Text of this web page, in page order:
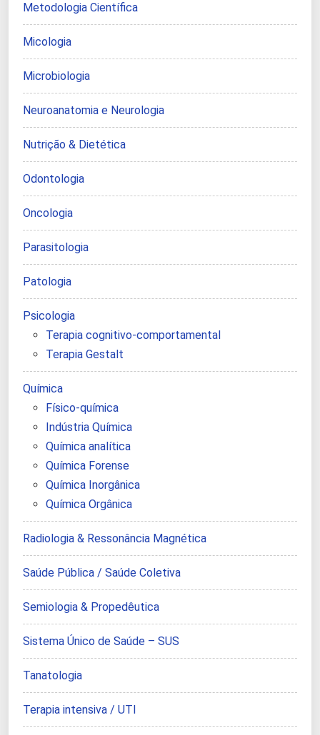
Metodologia Científica
Micologia
Microbiologia
Neuroanatomia e Neurologia
Nutrição & Dietética
Odontologia
Oncologia
Parasitologia
Patologia
Psicologia
Terapia cognitivo-comportamental
Terapia Gestalt
Química
Físico-química
Indústria Química
Química analítica
Química Forense
Química Inorgânica
Química Orgânica
Radiologia & Ressonância Magnética
Saúde Pública / Saúde Coletiva
Semiologia & Propedêutica
Sistema Único de Saúde – SUS
Tanatologia
Terapia intensiva / UTI